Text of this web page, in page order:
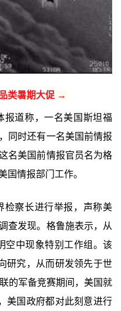
类暑期大促 →
报道称，一名美国斯坦福
同时还有一名美国前情报
名美国前情报官员名为格
国情报部门工作。
检察长进行举报，声称美
查发现。格鲁施表示，从
空中现象特别工作组。该
研究，从而研发领先于世
的军备竞赛期间，美国就
美国政府都对此刻意进行